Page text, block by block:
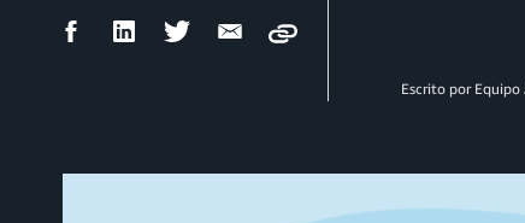
Escrito por
CompartirCompartirCompartirCompartir
electrónico
Copy